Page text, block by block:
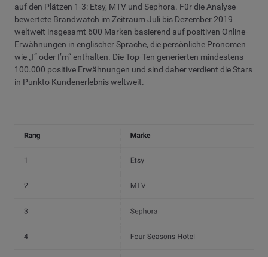
auf den Plätzen 1-3: Etsy, MTV und Sephora. Für die Analyse
bewertete Brandwatch im Zeitraum Juli bis Dezember 2019
weltweit insgesamt 600 Marken basierend auf positiven Online-
Erwähnungen in englischer Sprache, die persönliche Pronomen
wie „I“ oder I’m“ enthalten. Die Top-Ten generierten mindestens
100.000 positive Erwähnungen und sind daher verdient die Stars
in Punkto Kundenerlebnis weltweit.